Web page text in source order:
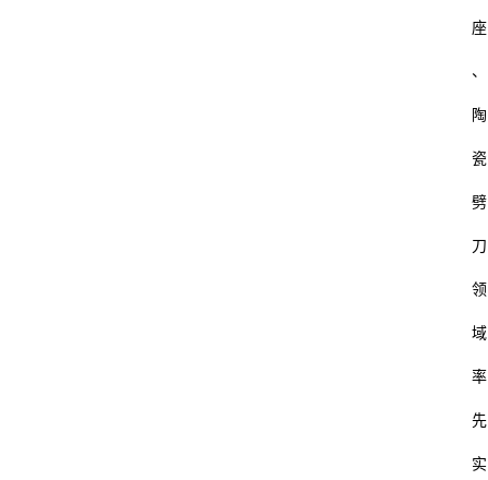
座
、
陶
瓷
劈
刀
领
域
率
先
实